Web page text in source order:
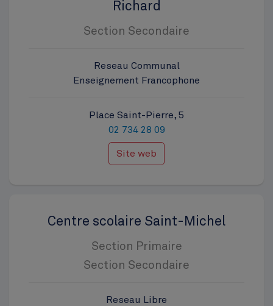
Richard
Section Secondaire
Reseau Communal
Enseignement Francophone
Place Saint-Pierre, 5
02 734 28 09
Site web
Centre scolaire Saint-Michel
Section Primaire
Section Secondaire
Reseau Libre